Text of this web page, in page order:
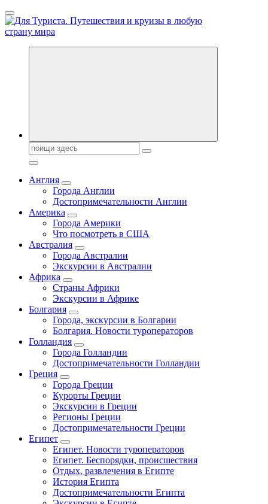
Перейти
к
содержанию
Новости туризма, куда поехать на отдых, где провести отпуск.
Поиск:
Англия
Города Англии
Достопримечательности Англии
Америка
Города Америки
Что посмотреть в США
Австралия
Города Австралии
Экскурсии в Австралии
Африка
Страны Африки
Экскурсии в Африке
Болгария
Города, экскурсии в Болгарии
Болгария. Новости туроператоров
Голландия
Города Голландии
Достопримечательности Голландии
Греция
Города Греции
Курорты Греции
Экскурсии в Греции
Регионы Греции
Достопримечательности Греции
Египет
Египет. Новости туроператоров
Египет. Беспорядки, происшествия
Отдых, развлечения в Египте
История Египта
Достопримечательности Египта